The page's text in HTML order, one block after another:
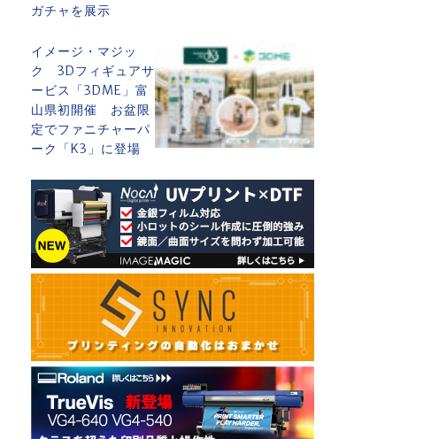
ガチャを展示
イメージ・マジッ
ク 3Dフィギュアサ
ービス「3DME」富
山県初開催 お盆限
定でファニチャーパ
ーク「K3」に登場